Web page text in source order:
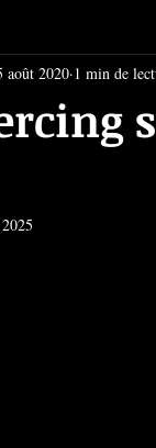
août 2020 1 min de